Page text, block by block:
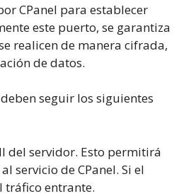
CPanel para establecer
este puerto, se garantiza
realicen de manera cifrada,
de datos.
seguir los siguientes
del servidor. Esto permitirá
servicio de CPanel. Si el
tráfico entrante.